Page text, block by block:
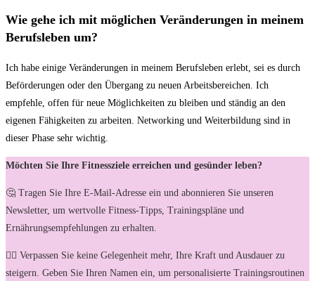
Wie gehe ich mit möglichen Veränderungen in meinem
Berufsleben um?
Ich habe einige Veränderungen in meinem Berufsleben erlebt, sei es durch
Beförderungen oder den Übergang zu neuen Arbeitsbereichen. Ich
empfehle, offen für neue Möglichkeiten zu bleiben und ständig an den
eigenen Fähigkeiten zu arbeiten. Networking und Weiterbildung sind in
dieser Phase sehr wichtig.
Möchten Sie Ihre Fitnessziele erreichen und gesünder leben?
🤔 Tragen Sie Ihre E-Mail-Adresse ein und abonnieren Sie unseren
Newsletter, um wertvolle Fitness-Tipps, Trainingspläne und
Ernährungsempfehlungen zu erhalten.
🏋️‍♀️ Verpassen Sie keine Gelegenheit mehr, Ihre Kraft und Ausdauer zu
steigern. Geben Sie Ihren Namen ein, um personalisierte Trainingsroutinen